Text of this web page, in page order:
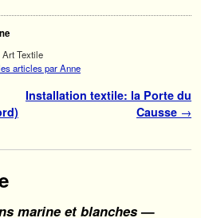
Textile
articles par Anne
Installation textile: la Porte du
Causse →
marine et blanches—